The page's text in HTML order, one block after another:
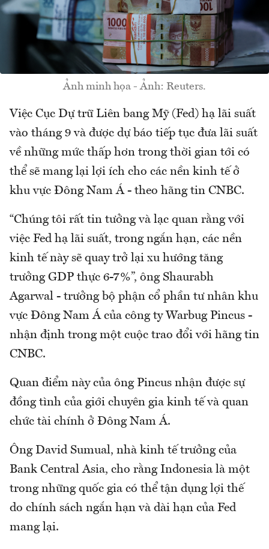
Ảnh minh họa - Ảnh: Reuters.
Việc Cục Dự trữ Liên bang Mỹ (Fed) hạ lãi suất
vào tháng 9 và được dự báo tiếp tục đưa lãi suất
về những mức thấp hơn trong thời gian tới có
thể sẽ mang lại lợi ích cho các nền kinh tế ở
khu vực Đông Nam Á - theo hãng tin CNBC.
“Chúng tôi rất tin tưởng và lạc quan rằng với
việc Fed hạ lãi suất, trong ngắn hạn, các nền
kinh tế này sẽ quay trở lại xu hướng tăng
trưởng GDP thực 6-7%”, ông Shaurabh
Agarwal - trưởng bộ phận cổ phần tư nhân khu
vực Đông Nam Á của công ty Warbug Pincus -
nhận định trong một cuộc trao đổi với hãng tin
CNBC.
Quan điểm này của ông Pincus nhận được sự
đồng tình của giới chuyên gia kinh tế và quan
chức tài chính ở Đông Nam Á.
Ông David Sumual, nhà kinh tế trưởng của
Bank Central Asia, cho rằng Indonesia là một
trong những quốc gia có thể tận dụng lợi thế
do chính sách ngắn hạn và dài hạn của Fed
mang lại.